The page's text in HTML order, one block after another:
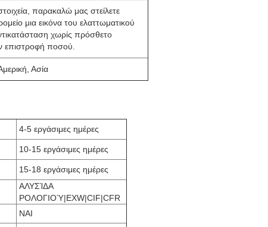
παρακαλώ μας στείλετε
μια εικόνα του ελαττωματικού
χωρίς πρόσθετο
επιστροφή ποσού.
Ασία
4-5 εργάσιμες ημέρες
10-15 εργάσιμες ημέρες
15-18 εργάσιμες ημέρες
ΑΛΥΣΊΔΑ
ΡΟΛΟΓΙΟΎ|EXW|CIF|CFR
ΝΑΙ